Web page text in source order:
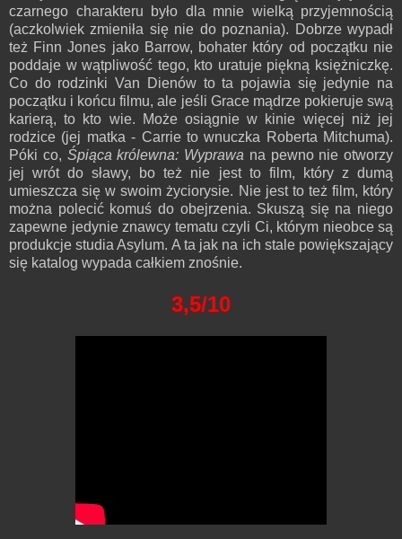
czarnego charakteru było dla mnie wielką przyjemnością
(aczkolwiek zmieniła się nie do poznania). Dobrze wypadł
też Finn Jones jako Barrow, bohater który od początku nie
poddaje w wątpliwość tego, kto uratuje piękną księżniczkę.
Co do rodzinki Van Dienów to ta pojawia się jedynie na
początku i końcu filmu, ale jeśli Grace mądrze pokieruje swą
karierą, to kto wie. Może osiągnie w kinie więcej niż jej
rodzice (jej matka - Carrie to wnuczka Roberta Mitchuma).
Póki co, Śpiąca królewna: Wyprawa na pewno nie otworzy
jej wrót do sławy, bo też nie jest to film, który z dumą
umieszcza się w swoim życiorysie. Nie jest to też film, który
można polecić komuś do obejrzenia. Skuszą się na niego
zapewne jedynie znawcy tematu czyli Ci, którym nieobce są
produkcje studia Asylum. A ta jak na ich stale powiększający
się katalog wypada całkiem znośnie.
3,5/10